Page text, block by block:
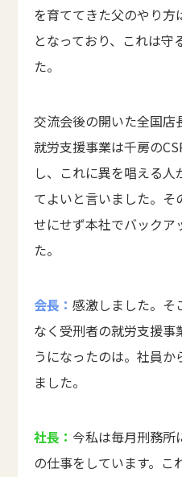
を育ててきた父のやり
となっており、これは守
た。
交流会後の開いた全国店
就労支援事業は千房の
し、これに異を唱える
てよいと言いました。
せにせず本社でバックア
た。
会長：感激しました。そ
なく受刑者の就労支援事
うになったのは。社員
ました。
社長：今私は毎月刑務所
の仕事をしています。こ